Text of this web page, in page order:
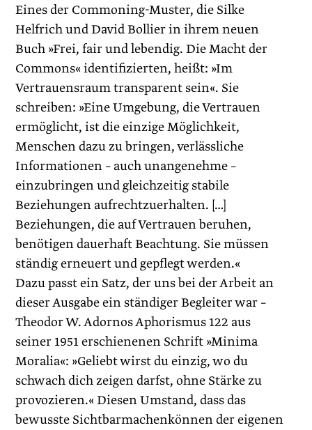
Eines der Commoning-Muster, die Silke
Helfrich und David Bollier in ihrem neuen
Buch »Frei, fair und lebendig. Die Macht der
Commons« identifizierten, heißt: »Im
Vertrauensraum transparent sein«. Sie
schreiben: »Eine Umgebung, die Vertrauen
ermöglicht, ist die einzige Möglichkeit,
Menschen dazu zu bringen, verlässliche
Informationen – auch unangenehme –
einzubringen und gleichzeitig stabile
Beziehungen aufrechtzuerhalten. […]
Beziehungen, die auf Vertrauen beruhen,
benötigen dauerhaft Beachtung. Sie müssen
ständig erneuert und gepflegt werden.«
Dazu passt ein Satz, der uns bei der Arbeit an
dieser Ausgabe ein ständiger Begleiter war –
Theodor W. Adornos Aphorismus 122 aus
seiner 1951 erschienenen Schrift »Minima
Moralia«: »Geliebt wirst du einzig, wo du
schwach dich zeigen darfst, ohne Stärke zu
provozieren.« Diesen Umstand, dass das
bewusste Sichtbarmachenkönnen der eigenen